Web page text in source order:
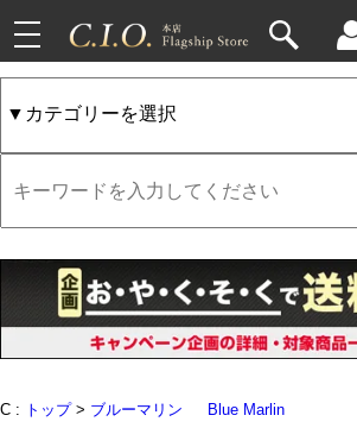
toggle
navigation
C : トップ> ブルーマリン
Blue Marlin